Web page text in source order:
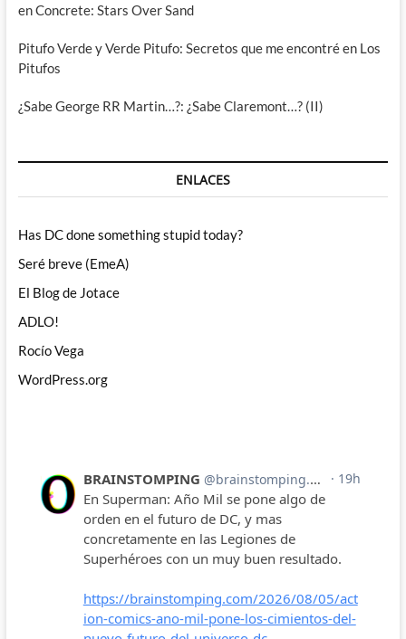
en Concrete: Stars Over Sand
Pitufo Verde y Verde Pitufo: Secretos que me encontré en Los
Pitufos
¿Sabe George RR Martin…?: ¿Sabe Claremont…? (II)
ENLACES
Has DC done something stupid today?
Seré breve (EmeA)
El Blog de Jotace
ADLO!
Rocío Vega
WordPress.org